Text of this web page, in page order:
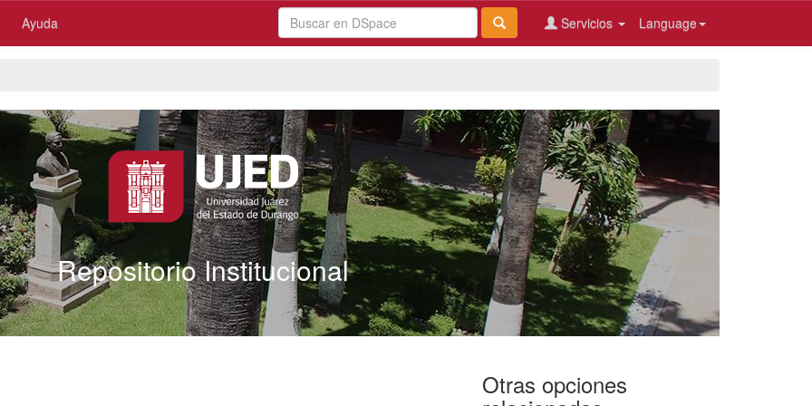
Ayuda Language
Servicios
Repositorio Institucional
Otras opciones